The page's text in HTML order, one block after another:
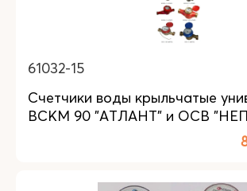
61032-15
Счетчики воды крыльчатые
ВСКМ 90 "АТЛАНТ" и ОСВ